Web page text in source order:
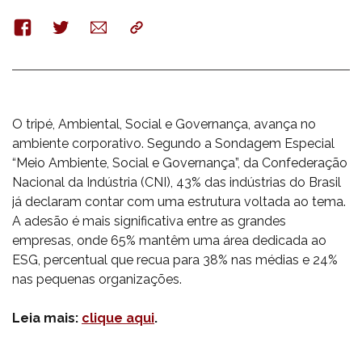
FacebookTwitterE-
mail
Copy
O tripé, Ambiental, Social e Governança, avança no
ambiente corporativo. Segundo a Sondagem Especial
“Meio Ambiente, Social e Governança”, da Confederação
Nacional da Indústria (CNI), 43% das indústrias do Brasil
já declaram contar com uma estrutura voltada ao tema.
A adesão é mais significativa entre as grandes
empresas, onde 65% mantêm uma área dedicada ao
ESG, percentual que recua para 38% nas médias e 24%
nas pequenas organizações.
Leia mais: clique aqui.